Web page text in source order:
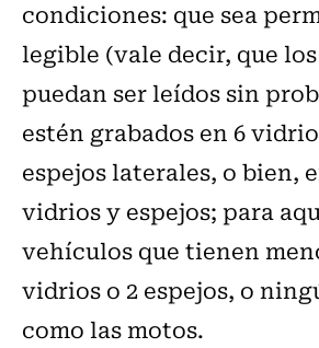
condiciones: que sea
legible (vale decir, que
puedan ser leídos sin
estén grabados en 6
espejos laterales, o bien,
vidrios y espejos; para
vehículos que tienen
vidrios o 2 espejos, o
como las motos.